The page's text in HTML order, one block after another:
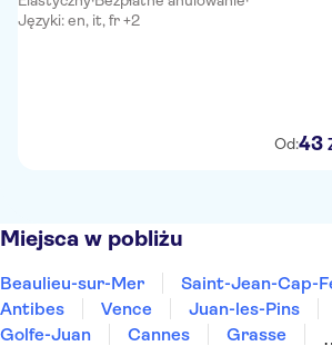
Języki: en, it, fr +2
Od:43
Miejsca w pobliżu
Beaulieu-sur-Mer Saint-Jean-Cap-
Antibes
Vence Juan-les-Pins
Golfe-Juan
Cannes
Grasse